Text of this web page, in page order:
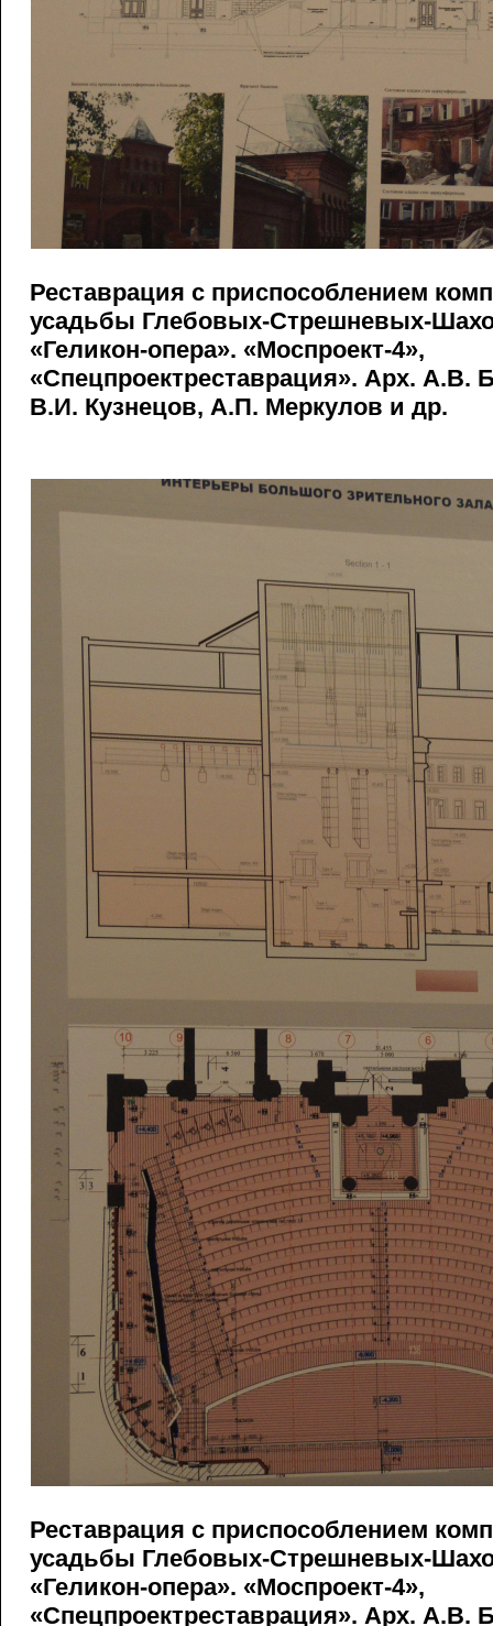
Реставрация с приспособлением
усадьбы Глебовых-Стрешневых-
«Геликон-опера». «Моспроект-4»,
«Спецпроектреставрация». Арх. А.В.
В.И. Кузнецов, А.П. Меркулов и др.
Реставрация с приспособлением
усадьбы Глебовых-Стрешневых-
«Геликон-опера». «Моспроект-4»,
«Спецпроектреставрация». Арх. А.В.